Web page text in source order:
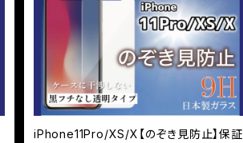
iPhone11Pro/XS/X【のぞき見防止】保証